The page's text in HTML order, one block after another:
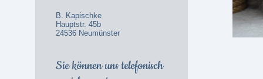
B. Kapischke
Hauptstr. 45b
24536 Neumünster
Sie können uns telefonisch